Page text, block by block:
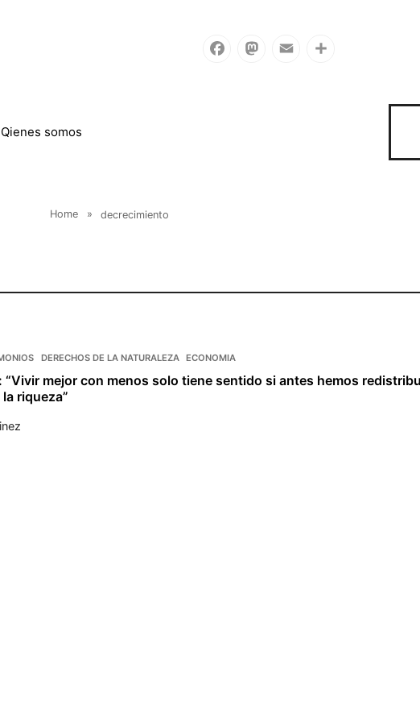
Qienes somos
Home » decrecimiento
DERECHOS DE LA NATURALEZA ECONOMIA
“Vivir mejor con menos solo tiene sentido si antes hemos
riqueza”